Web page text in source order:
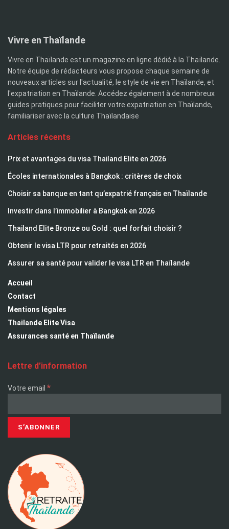
Vivre en Thaïlande
Vivre en Thaïlande est un magazine en ligne dédié à la Thaïlande.
Notre équipe de rédacteurs vous propose chaque semaine de
nouveaux articles sur l'actualité, le style de vie en Thaïlande, et
l'expatriation en Thaïlande. Accédez également à de nombreux
guides pratiques pour faciliter votre expatriation en Thaïlande,
familiariser avec la culture Thaïlandaise
Articles récents
Prix et avantages du visa Thailand Elite en 2026
Écoles internationales à Bangkok : critères de choix
Choisir sa banque en tant qu’expatrié français en Thaïlande
Investir dans l’immobilier à Bangkok en 2026
Thailand Elite Bronze ou Gold : quel forfait choisir ?
Obtenir le visa LTR pour retraités en 2026
Assurer sa santé pour valider le visa LTR en Thaïlande
Accueil
Contact
Mentions légales
Thailande Elite Visa
Assurances santé en Thaïlande
Lettre d’information
Votre email *